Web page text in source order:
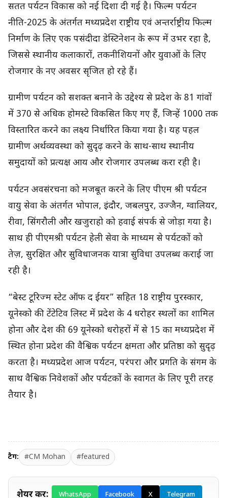
सतत पर्यटन विकास को नई दिशा दी गई है। फिल्म पर्यटन
नीति-2025 के अंतर्गत मध्यप्रदेश राष्ट्रीय एवं अन्तर्राष्ट्रीय फिल्म
निर्माण के लिए एक पसंदीदा डेस्टिनेशन के रूप में उभर रहा है,
जिससे स्थानीय कलाकारों, तकनीशियनों और युवाओं के लिए
रोजगार के नए अवसर सृजित हो रहे हैं।
ग्रामीण पर्यटन को सशक्त बनाने के उद्देश्य से प्रदेश के 81 गांवों
में 370 से अधिक होमस्टे विकसित किए गए हैं, जिन्हें 1000 तक
विस्तारित करने का लक्ष्य निर्धारित किया गया है। यह पहल
ग्रामीण अर्थव्यवस्था को सुदृढ़ करने के साथ-साथ स्थानीय
समुदायों को प्रत्यक्ष आय और रोजगार उपलब्ध करा रही है।
पर्यटन अवसंरचना को मजबूत करने के लिए पीएम श्री पर्यटन
वायु सेवा के अंतर्गत भोपाल, इंदौर, जबलपुर, उज्जैन, ग्वालियर,
रीवा, सिंगरौली और खजुराहो को हवाई संपर्क से जोड़ा गया है।
साथ ही पीएमश्री पर्यटन हेली सेवा के माध्यम से पर्यटकों को
तेज़, सुरक्षित और सुविधाजनक यात्रा सुविधा उपलब्ध कराई जा
रही है।
“बेस्ट टूरिज्म स्टेट ऑफ द ईयर” सहित 18 राष्ट्रीय पुरस्कार,
यूनेस्को की टेंटेटिव लिस्ट में प्रदेश के 4 धरोहर स्थलों का शामिल
होना और देश की 69 यूनेस्को धरोहरों में से 15 का मध्यप्रदेश में
स्थित होना प्रदेश की वैश्विक पर्यटन क्षमता और प्रतिष्ठा को सुदृढ़
करता है। मध्यप्रदेश आज पर्यटन, परंपरा और प्रगति के संगम के
साथ वैश्विक निवेशकों और पर्यटकों के स्वागत के लिए पूरी तरह
तैयार है।
टैग: #CM Mohan #featured
शेयर करें: WhatsApp Facebook X Telegram